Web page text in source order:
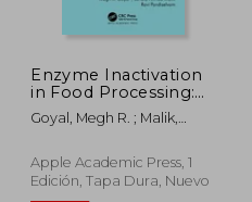
Enzyme Inactivation
in Food Processing:
Technologies,
Materials, and
(Innovations in
Agricultural &
Goyal, Megh R. ; Malik,
Pandiselvam, Ravi
Apple Academic Press, 1
Edición, Tapa Dura, Nuevo